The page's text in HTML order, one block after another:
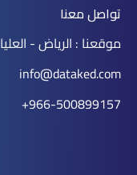
تواصل معنا
موقعنا : الرياض - العليا
info@dataked.com
966-500899157+